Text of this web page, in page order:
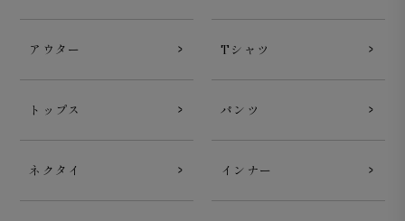
アウター Tシャツ
トップス パンツ
ネクタイ インナー